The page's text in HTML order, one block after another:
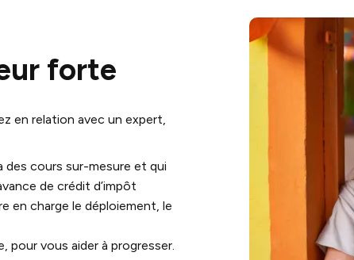
forte
en relation avec un expert,
des cours sur-mesure et qui
de crédit d’impôt
en charge le déploiement, le
pour vous aider à progresser.